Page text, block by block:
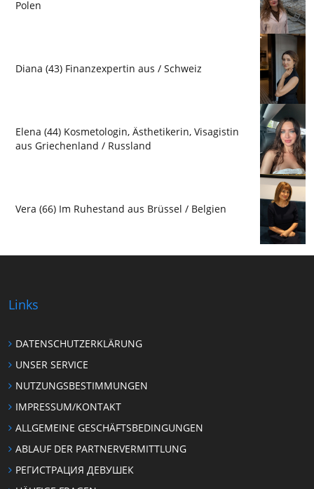
Polen
Diana (43) Finanzexpertin aus / Schweiz
Elena (44) Kosmetologin, Ästhetikerin, Visagistin
aus Griechenland / Russland
Vera (66) Im Ruhestand aus Brüssel / Belgien
Links
DATENSCHUTZERKLÄRUNG
UNSER SERVICE
NUTZUNGSBESTIMMUNGEN
IMPRESSUM/KONTAKT
ALLGEMEINE GESCHÄFTSBEDINGUNGEN
ABLAUF DER PARTNERVERMITTLUNG
РЕГИСТРАЦИЯ ДЕВУШЕК